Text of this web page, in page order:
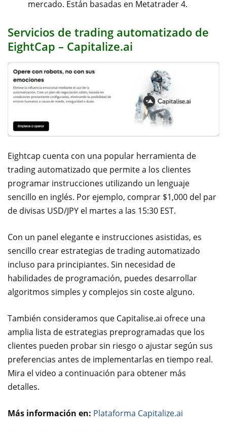
mercado. Están basadas en Metatrader 4.
Servicios de trading automatizado de
EightCap – Capitalize.ai
Eightcap cuenta con una popular herramienta de
trading automatizado que permite a los clientes
programar instrucciones utilizando un lenguaje
sencillo en inglés. Por ejemplo, comprar $1,000 del par
de divisas USD/JPY el martes a las 15:30 EST.
Con un panel elegante e instrucciones asistidas, es
sencillo crear estrategias de trading automatizado
incluso para principiantes. Sin necesidad de
habilidades de programación, puedes desarrollar
algoritmos simples y complejos sin coste alguno.
También consideramos que Capitalise.ai ofrece una
amplia lista de estrategias preprogramadas que los
clientes pueden probar sin riesgo o ajustar según sus
preferencias antes de implementarlas en tiempo real.
Mira el video a continuación para obtener más
detalles.
Más información en: Plataforma Capitalize.ai